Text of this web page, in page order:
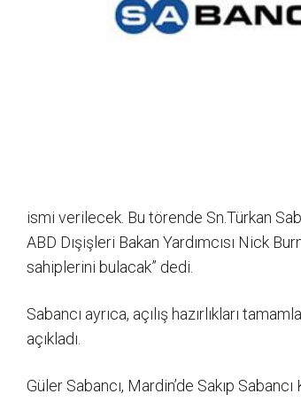
ismi verilecek. Bu törende Sn.Türkan
ABD Dışişleri Bakan Yardımcısı Nick
sahiplerini bulacak” dedi.
Sabancı ayrıca, açılış hazırlıkları
açıkladı.
Güler Sabancı, Mardin’de Sakıp